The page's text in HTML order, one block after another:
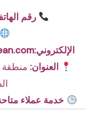
رقم
الإلكتروني:
العنوان: منطقة
خدمة عملاء متاحة 24 ساعة طوال